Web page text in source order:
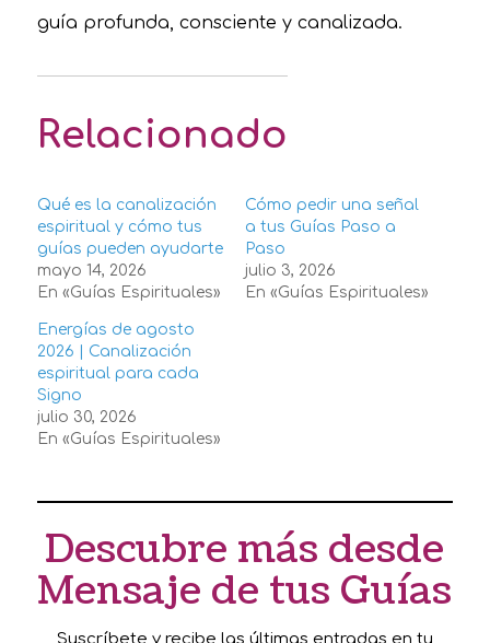
guía profunda, consciente y canalizada.
Relacionado
Qué es la canalización
espiritual y cómo tus
guías pueden ayudarte
mayo 14, 2026
En «Guías Espirituales»
Cómo pedir una señal
a tus Guías Paso a
Paso
julio 3, 2026
En «Guías Espirituales»
Energías de agosto
2026 | Canalización
espiritual para cada
Signo
julio 30, 2026
En «Guías Espirituales»
Descubre más desde
Mensaje de tus Guías